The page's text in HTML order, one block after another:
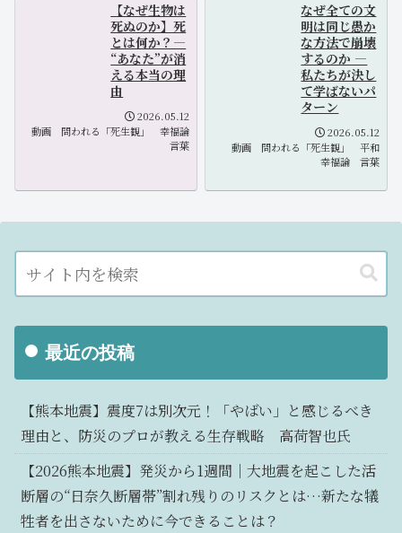
【なぜ生物は
死ぬのか】死
とは何か？―
“あなた”が消
える本当の理
由
2026.05.12
動画
問われる「死生観」
幸福論
言葉
なぜ全ての文
明は同じ愚か
な方法で崩壊
するのか ―
私たちが決し
て学ばないパ
ターン
2026.05.12
動画
問われる「死生観」
平和
幸福論
言葉
最近の投稿
【熊本地震】震度7は別次元！「やばい」と感じるべき
理由と、防災のプロが教える生存戦略 高荷智也氏
【2026熊本地震】発災から1週間｜大地震を起こした活
断層の“日奈久断層帯”割れ残りのリスクとは…新たな犠
牲者を出さないために今できることは？